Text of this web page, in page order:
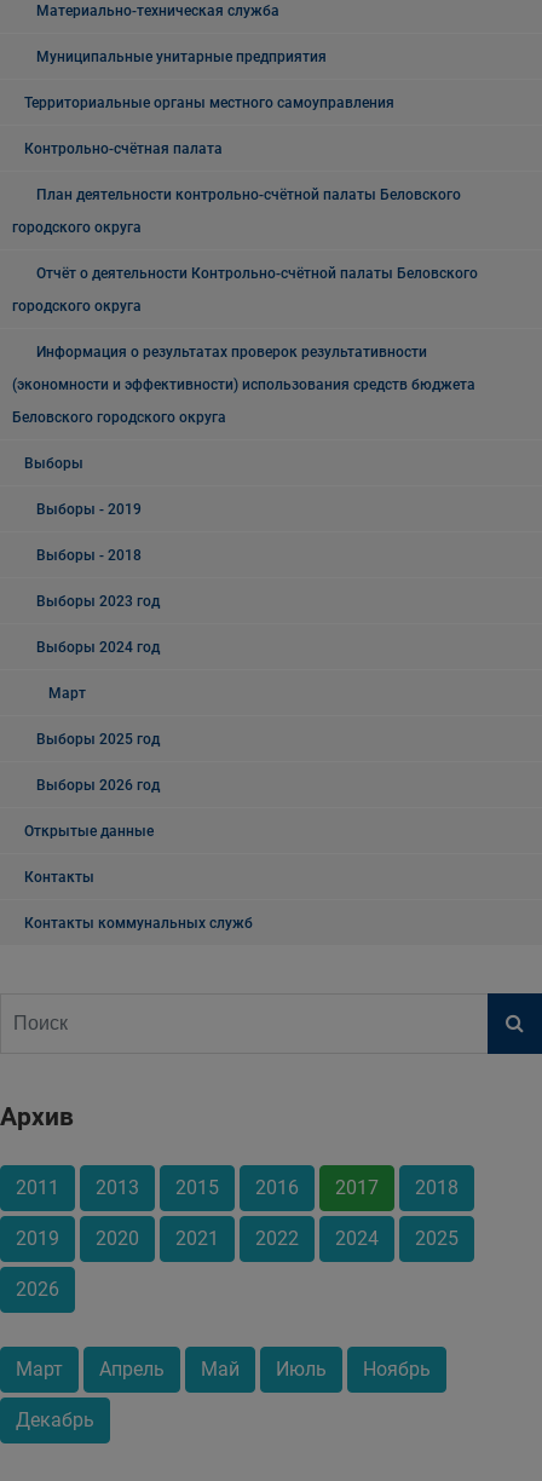
Материально-техническая служба
Муниципальные унитарные предприятия
Территориальные органы местного самоуправления
Контрольно-счётная палата
План деятельности контрольно-счётной палаты Беловского
городского округа
Отчёт о деятельности Контрольно-счётной палаты Беловского
городского округа
Информация о результатах проверок результативности
(экономности и эффективности) использования средств бюджета
Беловского городского округа
Выборы
Выборы - 2019
Выборы - 2018
Выборы 2023 год
Выборы 2024 год
Март
Выборы 2025 год
Выборы 2026 год
Открытые данные
Контакты
Контакты коммунальных служб
Архив
2011 2013 2015 2016 2017 2018
2019 2020 2021 2022 2024 2025
2026
Март Апрель Май Июль Ноябрь
Декабрь